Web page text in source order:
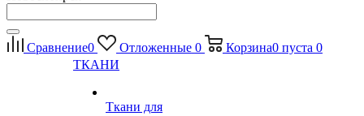
Сравнение0 Отложенные 0 Корзина0 пуста 0
ТКАНИ
Ткани для